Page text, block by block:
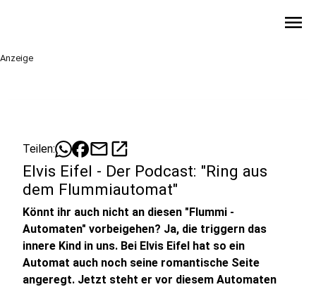
menu
Anzeige
Teilen: mailopen_in_new
Elvis Eifel - Der Podcast: "Ring aus
dem Flummiautomat"
Könnt ihr auch nicht an diesen "Flummi -
Automaten" vorbeigehen? Ja, die triggern das
innere Kind in uns. Bei Elvis Eifel hat so ein
Automat auch noch seine romantische Seite
angeregt. Jetzt steht er vor diesem Automaten